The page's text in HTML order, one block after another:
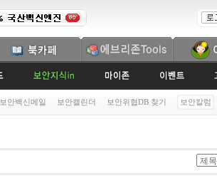
보안백신메일 보안캘린더 보안위협DB 찾기 보안칼럼